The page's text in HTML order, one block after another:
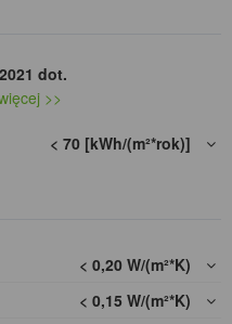
dot.
>>
< 70 [kWh/(m²*rok)]
< 0,20 W/(m²*K)
< 0,15 W/(m²*K)